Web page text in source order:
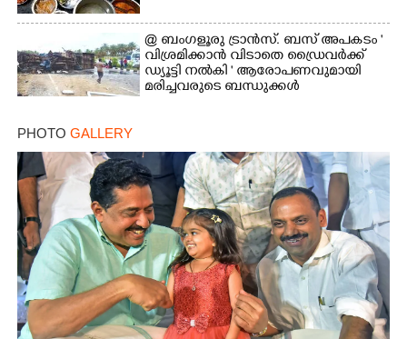
@ ബംഗളൂരു ട്രാൻസ്. ബസ് അപകടം '
വി​ശ്ര​മിക്കാൻ വിടാതെ ഡ്രൈ​വ​ർ​ക്ക്
ഡ്യൂട്ടി നൽകി ' ആരോപണവുമായി
മരിച്ചവരുടെ ബന്ധുക്കൾ
PHOTO GALLERY